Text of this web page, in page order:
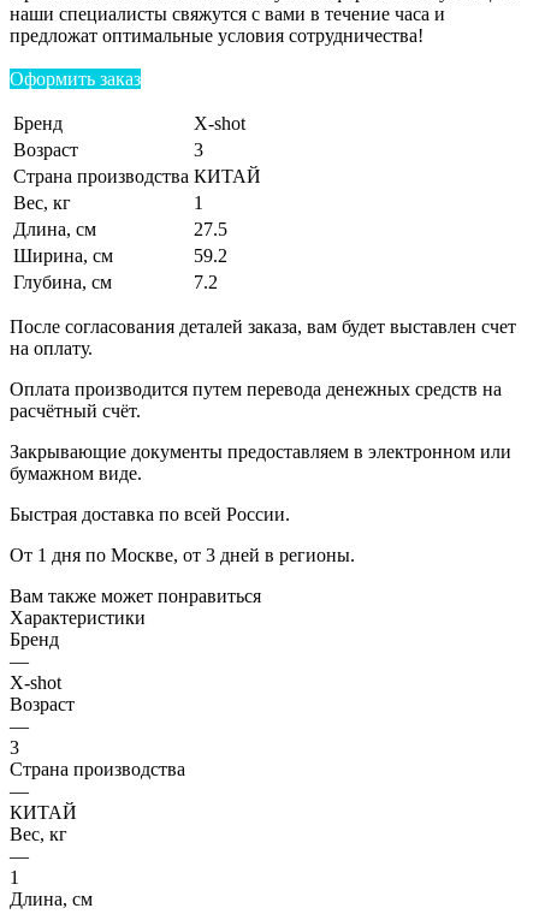
наши специалисты свяжутся с вами в течение часа и
предложат оптимальные условия сотрудничества!
Оформить заказ
Бренд
X-shot
Возраст
3
Страна производства КИТАЙ
Вес, кг
1
Длина, см
27.5
Ширина, см
59.2
Глубина, см
7.2
После согласования деталей заказа, вам будет выставлен счет
на оплату.
Оплата производится путем перевода денежных средств на
расчётный счёт.
Закрывающие документы предоставляем в электронном или
бумажном виде.
Быстрая доставка по всей России.
От 1 дня по Москве, от 3 дней в регионы.
Вам также может понравиться
Характеристики
Бренд
—
X-shot
Возраст
—
3
Страна производства
—
КИТАЙ
Вес, кг
—
1
Длина, см